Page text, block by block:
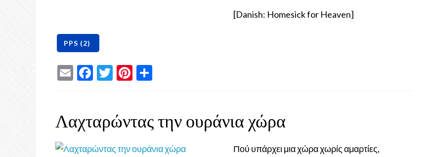
[Danish: Homesick for Heaven]
EmailFacebook
TwitterPinterest
Λαχταρώντας την ουράνια χώρα
Πού υπάρχει μια χώρα χωρίς αμαρτίες,